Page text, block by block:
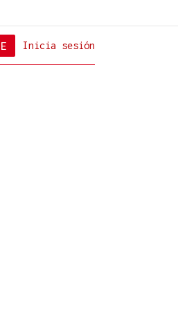
Inicia sesión